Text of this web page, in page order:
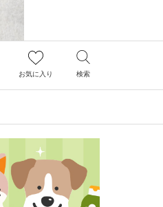
お気に入り 検索